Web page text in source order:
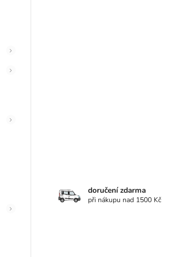
doručení zdarma
při nákupu nad 1500 Kč